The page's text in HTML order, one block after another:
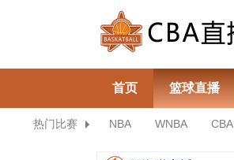
首页 篮球直播
热门比赛 NBA WNBA CBA